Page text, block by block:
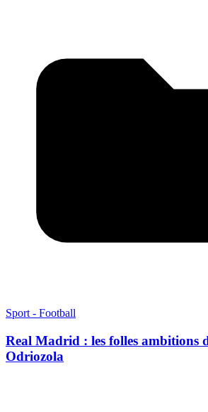
Sport - Football
Real Madrid : les folles ambitions
Odriozola